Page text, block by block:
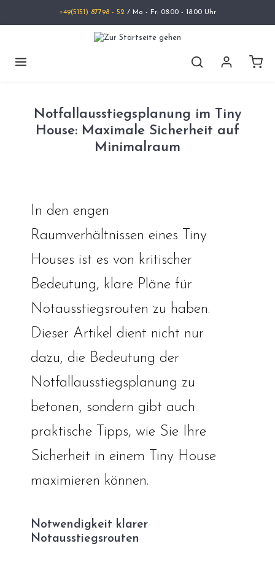
+49(5151) 87798 - 52 / Mo - Fr: 08:00 - 18:00 Uhr
Notfallausstiegsplanung im Tiny
House: Maximale Sicherheit auf
Minimalraum
In den engen
Raumverhältnissen eines Tiny
Houses ist es von kritischer
Bedeutung, klare Pläne für
Notausstiegsrouten zu haben.
Dieser Artikel dient nicht nur
dazu, die Bedeutung der
Notfallausstiegsplanung zu
betonen, sondern gibt auch
praktische Tipps, wie Sie Ihre
Sicherheit in einem Tiny House
maximieren können.
Notwendigkeit klarer
Notausstiegsrouten